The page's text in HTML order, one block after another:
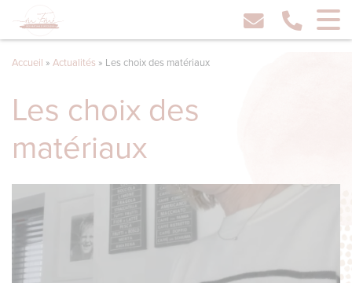
Accueil » Actualités » Les choix des matériaux
Les choix des
matériaux